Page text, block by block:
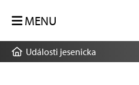
MENU
Události jesenicka